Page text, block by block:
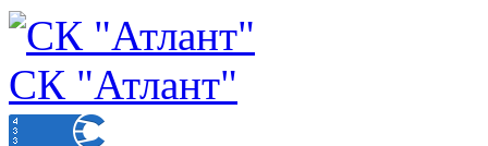
СК "Атлант"